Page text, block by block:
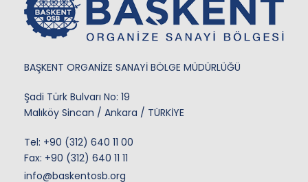
BAŞKENT ORGANİZE SANAYİ BÖLGE MÜDÜRLÜĞÜ
Şadi Türk Bulvarı No: 19
Malıköy Sincan / Ankara / TÜRKİYE
Tel: +90 (312) 640 11 00
Fax: +90 (312) 640 11 11
info@baskentosb.org